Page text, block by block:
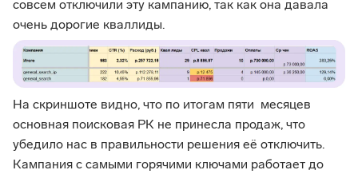
совсем отключили эту кампанию, так как она давала
очень дорогие кваллиды.
На скриншоте видно, что по итогам пяти месяцев
основная поисковая РК не принесла продаж, что
убедило нас в правильности решения её отключить.
Кампания с самыми горячими ключами работает до